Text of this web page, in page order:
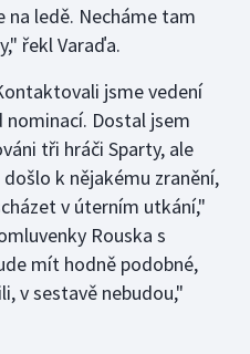
na ledě. Necháme tam
řekl Varaďa.
jsme vedení
Dostal jsem
tři hráči Sparty, ale
k nějakému zranění,
v úterním utkání,"
Rouska s
mít hodně podobné,
v sestavě nebudou,"